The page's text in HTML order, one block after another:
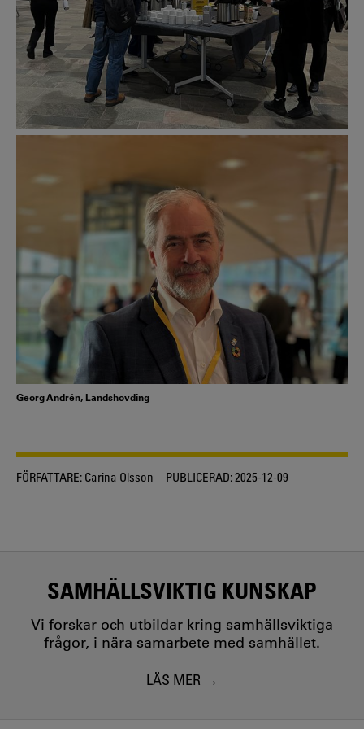
Georg Andrén, Landshövding
FÖRFATTARE: Carina Olsson PUBLICERAD:2025-12-09
SAMHÄLLSVIKTIG KUNSKAP
Vi forskar och utbildar kring samhällsviktiga
frågor, i nära samarbete med samhället.
LÄS MER